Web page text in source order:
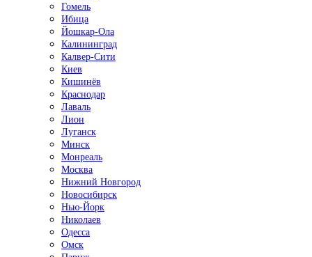
Гомель
Ибица
Йошкар-Ола
Калининград
Калвер-Сити
Киев
Кишинёв
Краснодар
Лаваль
Лион
Луганск
Минск
Монреаль
Москва
Нижний Новгород
Новосибирск
Нью-Йорк
Николаев
Одесса
Омск